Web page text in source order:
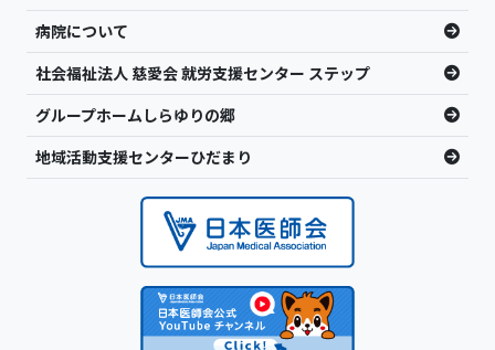
病院について
社会福祉法人 慈愛会 就労支援センター ステップ
グループホームしらゆりの郷
地域活動支援センターひだまり